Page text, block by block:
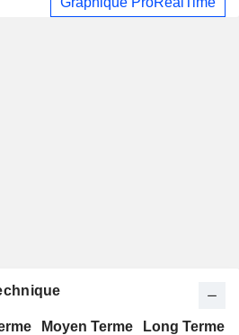
Moyen Terme
Long Terme